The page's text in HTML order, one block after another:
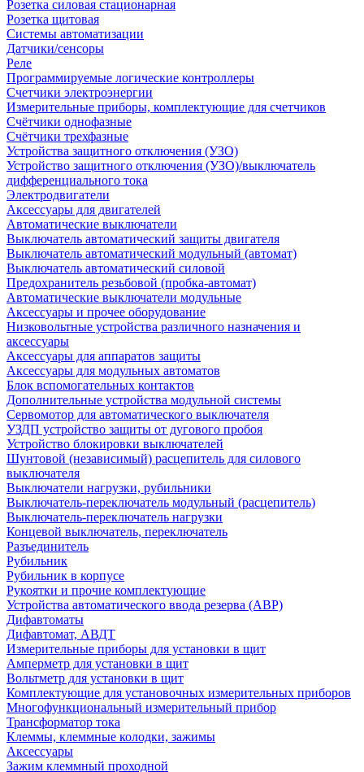
Розетка силовая стационарная
Розетка щитовая
Системы автоматизации
Датчики/сенсоры
Реле
Программируемые логические контроллеры
Счетчики электроэнергии
Измерительные приборы, комплектующие для счетчиков
Счётчики однофазные
Счётчики трехфазные
Устройства защитного отключения (УЗО)
Устройство защитного отключения (УЗО)/выключатель
дифференциального тока
Электродвигатели
Аксессуары для двигателей
Автоматические выключатели
Выключатель автоматический защиты двигателя
Выключатель автоматический модульный (автомат)
Выключатель автоматический силовой
Предохранитель резьбовой (пробка-автомат)
Автоматические выключатели модульные
Аксессуары и прочее оборудование
Низковольтные устройства различного назначения и
аксессуары
Аксессуары для аппаратов защиты
Аксессуары для модульных автоматов
Блок вспомогательных контактов
Дополнительные устройства модульной системы
Сервомотор для автоматического выключателя
УЗДП устройство защиты от дугового пробоя
Устройство блокировки выключателей
Шунтовой (независимый) расцепитель для силового
выключателя
Выключатели нагрузки, рубильники
Выключатель-переключатель модульный (расцепитель)
Выключатель-переключатель нагрузки
Концевой выключатель, переключатель
Разъединитель
Рубильник
Рубильник в корпусе
Рукоятки и прочие комплектующие
Устройства автоматического ввода резерва (АВР)
Дифавтоматы
Дифавтомат, АВДТ
Измерительные приборы для установки в щит
Амперметр для установки в щит
Вольтметр для установки в щит
Комплектующие для установочных измерительных приборов
Многофункциональный измерительный прибор
Трансформатор тока
Клеммы, клеммные колодки, зажимы
Аксессуары
Зажим клеммный проходной